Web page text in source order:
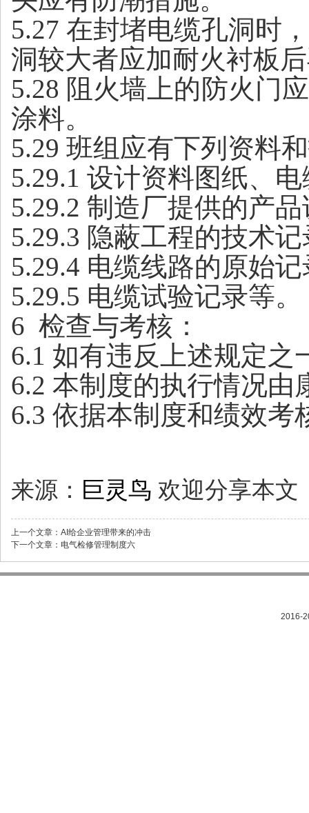
5.27 在封堵电缆孔洞时
洞较大者应加耐火衬板
5.28 阻火墙上的防火门
涂料。
5.29 班组应有下列资料
5.29.1 设计资料图纸、
5.29.2 制造厂提供的产
5.29.3 隐蔽工程的技术
5.29.4 电缆线路的原始
5.29.5 电缆试验记录等。
6 检查与考核：
6.1 如有违反上述规定之
6.2 本制度的执行情况由
6.3 依据本制度和绩效考
来源： 巨灵鸟 欢迎分享本文
上一个文章： AI给企业管理带来的冲击
下一个文章： 电气检修管理制度六
2016-